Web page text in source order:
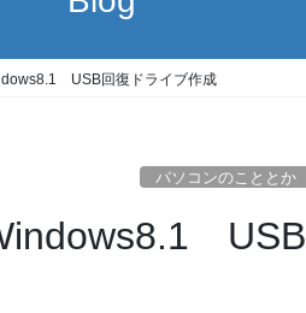
USB回復ドライブ作成
パソコンのこととか
USB